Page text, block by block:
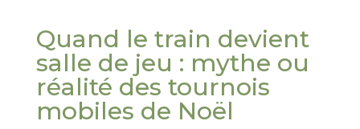
Quand le train devient
salle de jeu : mythe ou
réalité des tournois
mobiles de Noël